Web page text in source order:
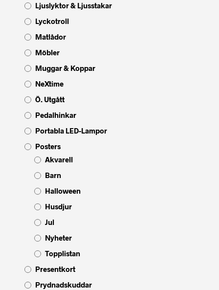
Ljuslyktor & Ljusstakar
Lyckotroll
Matlådor
Möbler
Muggar & Koppar
NeXtime
Ö. Utgått
Pedalhinkar
Portabla LED-Lampor
Posters
Akvarell
Barn
Halloween
Husdjur
Jul
Nyheter
Topplistan
Presentkort
Prydnadskuddar